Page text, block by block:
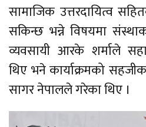
सामाजिक उत्तरदायित्व
सकिन्छ भन्ने विषयमा
व्यवसायी आरके शर्माले
थिए भने कार्याक्रमको
सागर नेपालले गरेका थिए ।